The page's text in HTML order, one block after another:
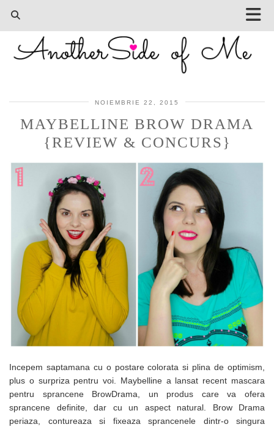
NOIEMBRIE 22, 2015
MAYBELLINE BROW DRAMA
{REVIEW & CONCURS}
Incepem saptamana cu o postare colorata si plina de optimism,
plus o surpriza pentru voi. Maybelline a lansat recent mascara
pentru sprancene BrowDrama, un produs care va ofera
sprancene definite, dar cu un aspect natural. Brow Drama
periaza, contureaza si fixeaza sprancenele dintr-o singura